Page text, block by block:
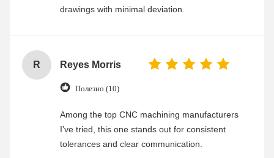
drawings with minimal deviation.
R Reyes Morris
Полезно (10)
Among the top CNC machining manufacturers
I’ve tried, this one stands out for consistent
tolerances and clear communication.